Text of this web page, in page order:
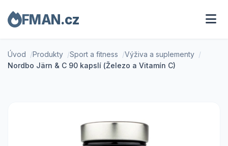
FMAN.cz
Úvod Produkty Sport a fitness
Výživa a suplementy
Nordbo Järn & C 90 kapslí (Železo a Vitamín C)